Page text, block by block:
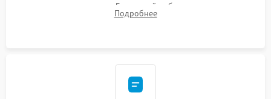
комплектующих в слоты. Грамотный кабель-менеджмент для
обеспечения правильной циркуляции воздуха внутри
Подробнее